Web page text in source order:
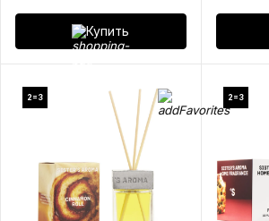
Купить
2=3 2=3